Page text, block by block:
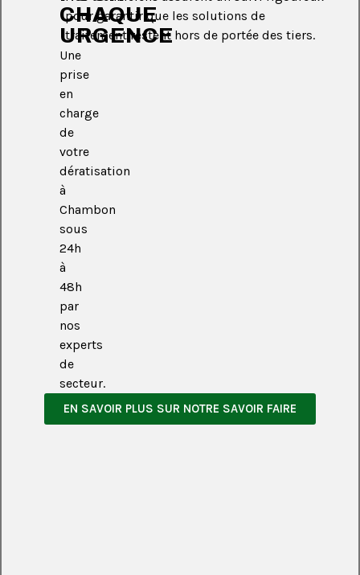
CHAQUE
URGENCE
Une
prise
en
charge
de
votre
dératisation
à
Chambon
sous
24h
à
48h
par
nos
experts
de
secteur.
pour garantir que les solutions de
traitement restent hors de portée des tiers.
EN SAVOIR PLUS SUR NOTRE SAVOIR FAIRE